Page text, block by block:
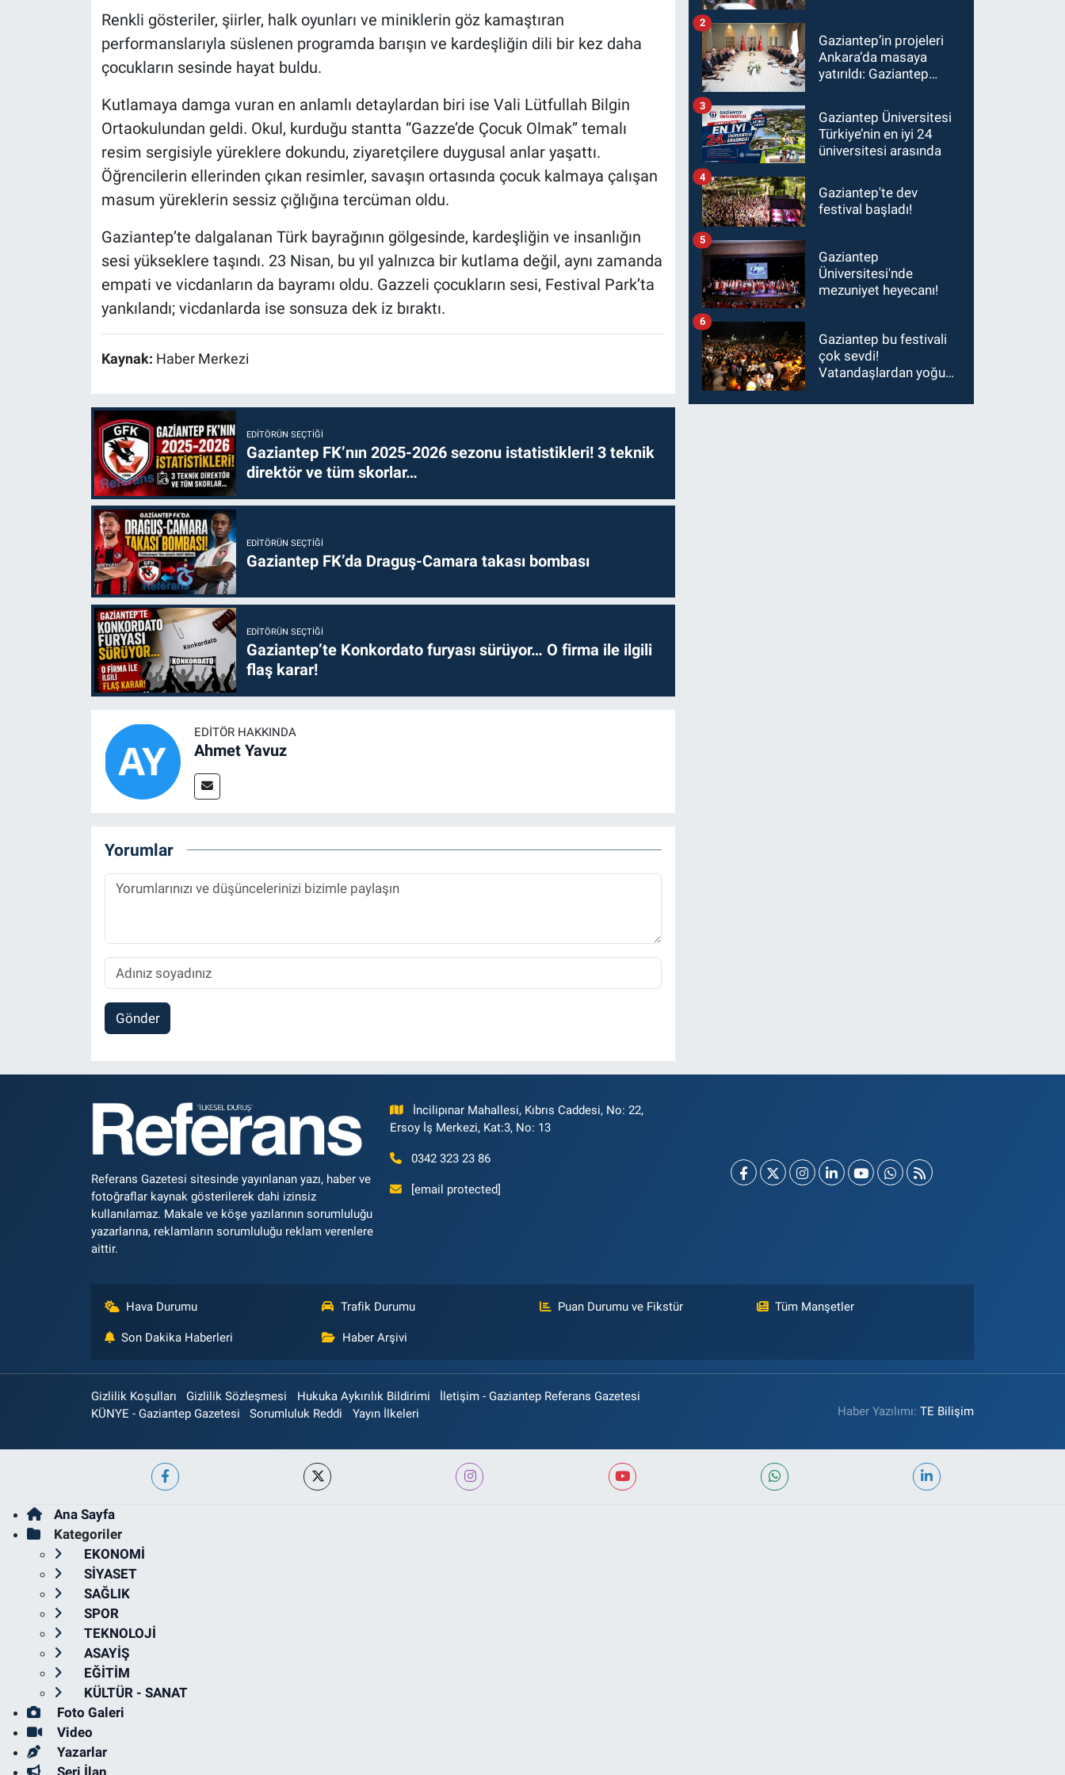
Renkli gösteriler, şiirler, halk oyunları ve miniklerin göz kamaştıran
performanslarıyla süslenen programda barışın ve kardeşliğin dili bir kez daha
çocukların sesinde hayat buldu.
Kutlamaya damga vuran en anlamlı detaylardan biri ise Vali Lütfullah Bilgin
Ortaokulundan geldi. Okul, kurduğu stantta “Gazze’de Çocuk Olmak” temalı
resim sergisiyle yüreklere dokundu, ziyaretçilere duygusal anlar yaşattı.
Öğrencilerin ellerinden çıkan resimler, savaşın ortasında çocuk kalmaya çalışan
masum yüreklerin sessiz çığlığına tercüman oldu.
Gaziantep’te dalgalanan Türk bayrağının gölgesinde, kardeşliğin ve insanlığın
sesi yükseklere taşındı. 23 Nisan, bu yıl yalnızca bir kutlama değil, aynı zamanda
empati ve vicdanların da bayramı oldu. Gazzeli çocukların sesi, Festival Park’ta
yankılandı; vicdanlarda ise sonsuza dek iz bıraktı.
Kaynak: Haber Merkezi
EDITÖRÜN SEÇTIĞI
Gaziantep FK’nın 2025-2026 sezonu istatistikleri! 3 teknik
direktör ve tüm skorlar…
EDITÖRÜN SEÇTIĞI
Gaziantep FK’da Draguş-Camara takası bombası
EDITÖRÜN SEÇTIĞI
Gaziantep’te Konkordato furyası sürüyor… O firma ile ilgili
flaş karar!
EDITÖR HAKKINDA
Ahmet Yavuz
Yorumlar
Gönder
Gaziantep’in projeleri
Ankara’da masaya
yatırıldı: Gaziantep
Şimşek’e ziyaret!
2
Gaziantep Üniversitesi
Türkiye’nin en iyi 24
üniversitesi arasında
3
Gaziantep'te dev
festival başladı!
4
Gaziantep
Üniversitesi'nde
mezuniyet heyecanı!
5
Gaziantep bu festivali
çok sevdi!
Vatandaşlardan yoğun
6
Referans Gazetesi sitesinde yayınlanan yazı, haber ve
fotoğraflar kaynak gösterilerek dahi izinsiz
kullanılamaz. Makale ve köşe yazılarının sorumluluğu
yazarlarına, reklamların sorumluluğu reklam verenlere
aittir.
İncilipınar Mahallesi, Kıbrıs Caddesi, No: 22,
Ersoy İş Merkezi, Kat:3, No: 13
0342 323 23 86
[email protected]
Hava Durumu Trafik Durumu Puan Durumu ve Fikstür Tüm Manşetler
Son Dakika Haberleri Haber Arşivi
Gizlilik Koşulları Gizlilik Sözleşmesi Hukuka Aykırılık Bildirimi
İletişim - Gaziantep Referans Gazetesi
KÜNYE - Gaziantep Gazetesi
Sorumluluk Reddi Yayın İlkeleri Haber Yazılımı:TE Bilişim
Ana Sayfa
Kategoriler
EKONOMİ
SİYASET
SAĞLIK
SPOR
TEKNOLOJİ
ASAYİŞ
EĞİTİM
KÜLTÜR - SANAT
Foto Galeri
Video
Yazarlar
Seri İlan